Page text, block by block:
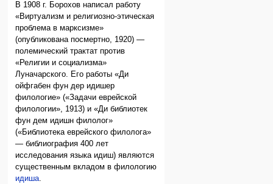
В 1908 г. Борохов написал работу
«Виртуализм и религиозно-этическая
проблема в марксизме»
(опубликована посмертно, 1920) —
полемический трактат против
«Религии и социализма»
Луначарского. Его работы «Ди
ойфгабен фун дер идишер
филологие» («Задачи еврейской
филологии», 1913) и «Ди библиотек
фун дем идишн филолог»
(«Библиотека еврейского филолога»
— библиография 400 лет
исследования языка идиш) являются
существенным вкладом в филологию
идиша.